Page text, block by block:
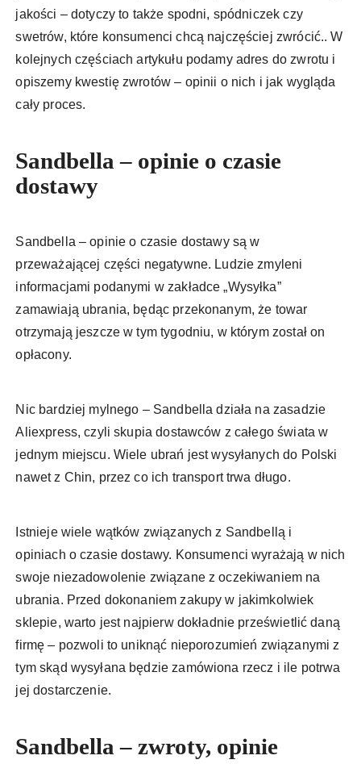
jakości – dotyczy to także spodni, spódniczek czy
swetrów, które konsumenci chcą najczęściej zwrócić.. W
kolejnych częściach artykułu podamy adres do zwrotu i
opiszemy kwestię zwrotów – opinii o nich i jak wygląda
cały proces.
Sandbella – opinie o czasie
dostawy
Sandbella – opinie o czasie dostawy są w
przeważającej części negatywne. Ludzie zmyleni
informacjami podanymi w zakładce „Wysyłka”
zamawiają ubrania, będąc przekonanym, że towar
otrzymają jeszcze w tym tygodniu, w którym został on
opłacony.
Nic bardziej mylnego – Sandbella działa na zasadzie
Aliexpress, czyli skupia dostawców z całego świata w
jednym miejscu. Wiele ubrań jest wysyłanych do Polski
nawet z Chin, przez co ich transport trwa długo.
Istnieje wiele wątków związanych z Sandbellą i
opiniach o czasie dostawy. Konsumenci wyrażają w nich
swoje niezadowolenie związane z oczekiwaniem na
ubrania. Przed dokonaniem zakupy w jakimkolwiek
sklepie, warto jest najpierw dokładnie prześwietlić daną
firmę – pozwoli to uniknąć nieporozumień związanymi z
tym skąd wysyłana będzie zamówiona rzecz i ile potrwa
jej dostarczenie.
Sandbella – zwroty, opinie